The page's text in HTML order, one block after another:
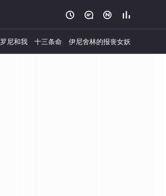
   
罗尼和我 十三条命 伊尼舍林的报丧女妖